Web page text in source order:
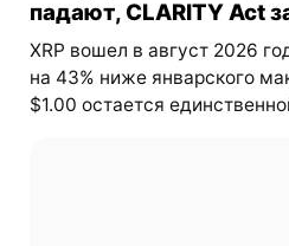
падают, CLARITY Act
XRP вошел в август 2026
на 43% ниже январского
$1.00 остается